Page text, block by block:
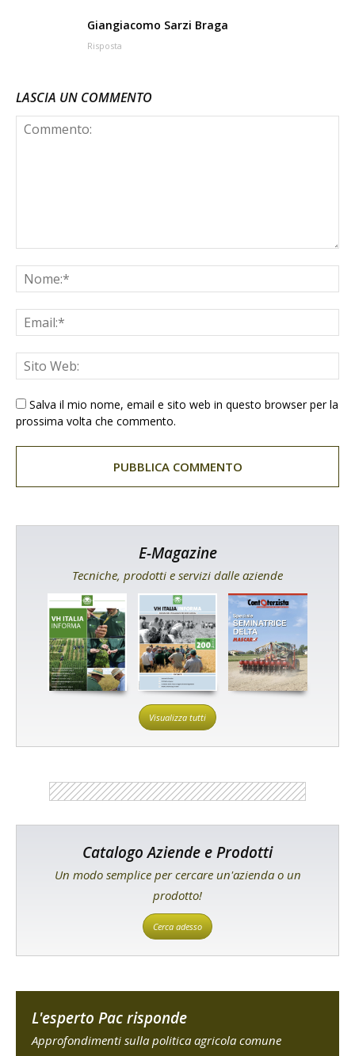
Giangiacomo Sarzi Braga
Risposta
LASCIA UN COMMENTO
Salva il mio nome, email e sito web in questo browser per la
prossima volta che commento.
E-Magazine
Tecniche, prodotti e servizi dalle aziende
Visualizza tutti
Catalogo Aziende e Prodotti
Un modo semplice per cercare un'azienda o un
prodotto!
Cerca adesso
L'esperto Pac risponde
Approfondimenti sulla politica agricola comune